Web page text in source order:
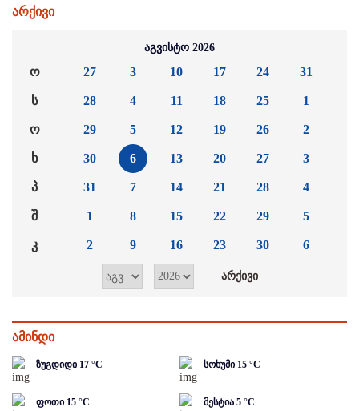
არქივი
აგვისტო 2026
ო
ს
ო
ხ
პ
შ
კ
27
28
29
30
31
1
2
3
4
5
6
7
8
9
10
11
12
13
14
15
16
17
18
19
20
21
22
23
24
25
26
27
28
29
30
31
1
2
3
4
5
6
ამინდი
ზუგდიდი 17 °C სოხუმი 15 °C
ფოთი 15 °C მესტია 5 °C